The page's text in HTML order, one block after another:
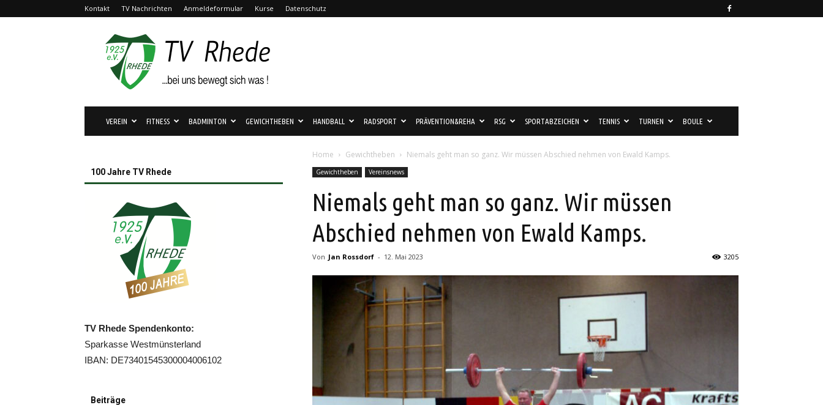
Kontakt TV Nachrichten Anmeldeformular Kurse Datenschutz
TV
Rhede
1925
e.V.
VEREIN FITNESS BADMINTON GEWICHTHEBEN HANDBALL RADSPORT PRÄVENTION&REHA RSG SPORTABZEICHEN TENNIS TURNEN BOULE
Home Gewichtheben Niemals geht man so ganz. Wir müssen Abschied nehmen von Ewald Kamps.
Gewichtheben Vereinsnews
Niemals geht man so ganz. Wir müssen
Abschied nehmen von Ewald Kamps.
Von Jan Rossdorf - 12. Mai 2023 3205
100 Jahre TV Rhede
TV Rhede Spendenkonto:
Sparkasse Westmünsterland
IBAN: DE73401545300004006102
Beiträge